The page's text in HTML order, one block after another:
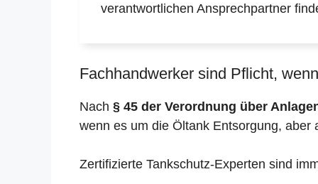
verantwortlichen Ansprechpartner
Fachhandwerker sind Pflicht,
Nach § 45 der Verordnung über
wenn es um die Öltank Entsorgung,
Zertifizierte Tankschutz-Experten sind